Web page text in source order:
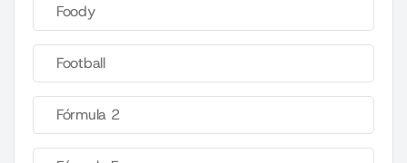
Foody
Football
Fórmula 2